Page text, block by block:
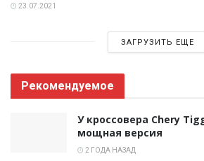
23.07.2021
ЗАГРУЗИТЬ ЕЩЕ
Рекомендуемое
У кроссовера Chery
мощная версия
2 ГОДА НАЗАД